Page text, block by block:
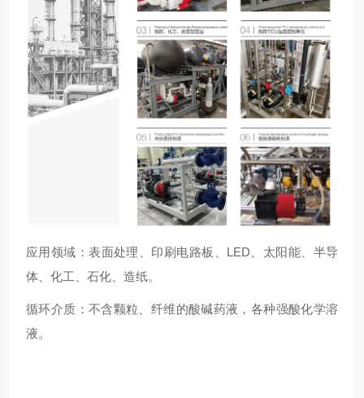
应用领域：表面处理、印刷电路板、LED、太阳能、半导
体、化工、石化、造纸。
循环介质：不含颗粒、纤维的酸碱药液，各种强酸化学溶
液。